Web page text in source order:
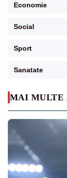
MAI MULTE
Economie
Social
Sport
Sanatate